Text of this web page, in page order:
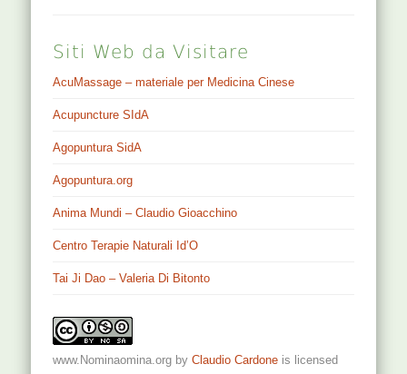
Siti Web da Visitare
AcuMassage – materiale per Medicina Cinese
Acupuncture SIdA
Agopuntura SidA
Agopuntura.org
Anima Mundi – Claudio Gioacchino
Centro Terapie Naturali Id’O
Tai Ji Dao – Valeria Di Bitonto
www.Nominaomina.org byClaudio Cardone is licensed